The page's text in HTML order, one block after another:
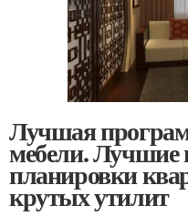
Лучшая
мебели.
планировки
крутых утилит